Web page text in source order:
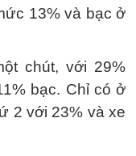
13% và bạc ở
chút, với 29%
bạc. Chỉ có ở
2 với 23% và xe